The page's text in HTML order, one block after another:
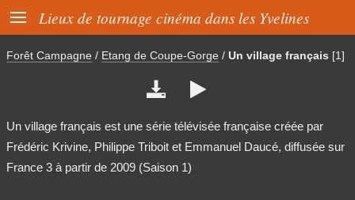
 Lieux de tournage cinéma dans les Yvelines
Forêt Campagne / Etang de Coupe-Gorge / Un village français [1]
 
Un village français est une série télévisée française créée par
Frédéric Krivine, Philippe Triboit et Emmanuel Daucé, diffusée sur
France 3 à partir de 2009 (Saison 1)